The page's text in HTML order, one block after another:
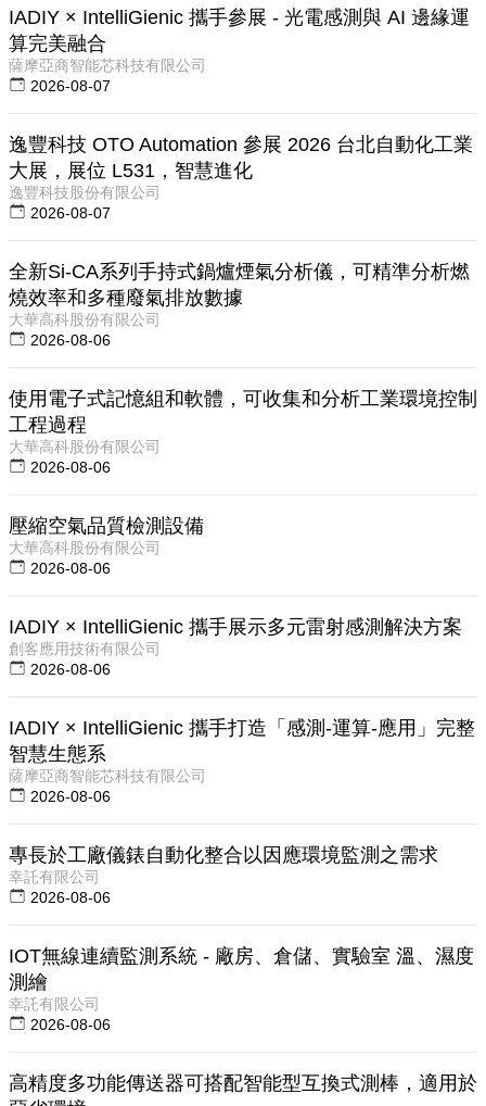
IADIY × IntelliGienic 攜手參展 - 光電感測與 AI 邊緣運
算完美融合
薩摩亞商智能芯科技有限公司
2026-08-07
逸豐科技 OTO Automation 參展 2026 台北自動化工業
大展，展位 L531，智慧進化
逸豐科技股份有限公司
2026-08-07
全新Si-CA系列手持式鍋爐煙氣分析儀，可精準分析燃
燒效率和多種廢氣排放數據
大華高科股份有限公司
2026-08-06
使用電子式記憶組和軟體，可收集和分析工業環境控制
工程過程
大華高科股份有限公司
2026-08-06
壓縮空氣品質檢測設備
大華高科股份有限公司
2026-08-06
IADIY × IntelliGienic 攜手展示多元雷射感測解決方案
創客應用技術有限公司
2026-08-06
IADIY × IntelliGienic 攜手打造「感測-運算-應用」完整
智慧生態系
薩摩亞商智能芯科技有限公司
2026-08-06
專長於工廠儀錶自動化整合以因應環境監測之需求
幸託有限公司
2026-08-06
IOT無線連續監測系統 - 廠房、倉儲、實驗室 溫、濕度
測繪
幸託有限公司
2026-08-06
高精度多功能傳送器可搭配智能型互換式測棒，適用於